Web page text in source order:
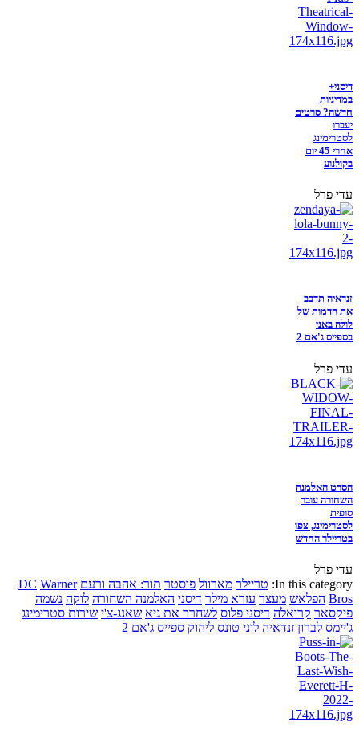
דיסני+
במדיניות
חדשה? סרטים
יעברו
לסטרימינג
אחרי 45 יום
בקולנוע
עדי פרל
זנדאיה תדבב
את הדמות של
לולה באני
בספייס ג'אם 2
עדי פרל
הסרט האלמנה
השחורה עובר
סופית
לסטרימינג, צפו
בטריילר החדש
עדי פרל
In this category: טריילר מארוול פוסטר תור: אהבה ורעם DC Warner
Bros הפלאש מעצר עזרא מילר דיסני האלמנה השחורה לוקה נשמה
פיקסאר קרואלה דיסני פלוס לשחרר את גיא שאנג-צ'י שירות סטרימינג
ג'יימס לברון זנדאיה לוני טונס ליהוק ספייס ג'אם 2